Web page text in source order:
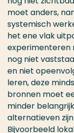
moet anders,
systemisch
het ene vlak
experimenteren
nog niet
en niet
leren, deze
bronnen moet
minder
alternatieven
Bijvoorbeeld